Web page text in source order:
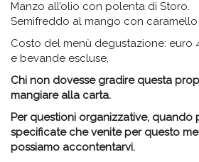
Manzo all’olio con polenta di Storo.
Semifreddo al mango con caramello
Costo del menù degustazione: euro
e bevande escluse,
Chi non dovesse gradire questa
mangiare alla carta.
Per questioni organizzative, quando
specificate che venite per questo
possiamo accontentarvi.